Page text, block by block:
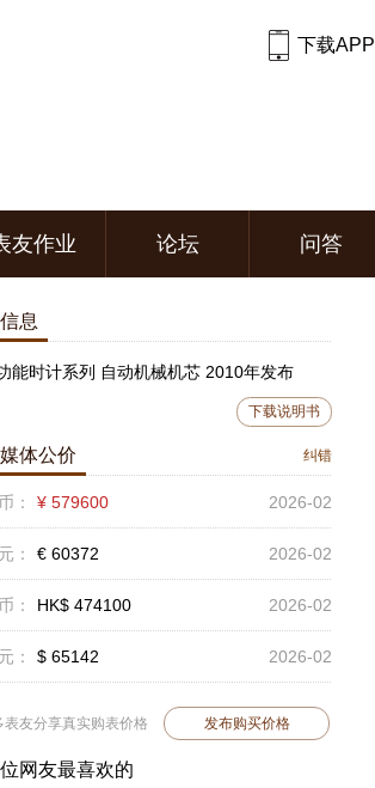
下载APP
友作业 论坛 问答
息
能时计系列 自动机械机芯 2010年发布
下载说明书
体公价 纠错
： ¥ 579600 2026-02
： € 60372 2026-02
： HK$ 474100 2026-02
： $ 65142 2026-02
表友分享真实购表价格 发布购买价格
网友最喜欢的